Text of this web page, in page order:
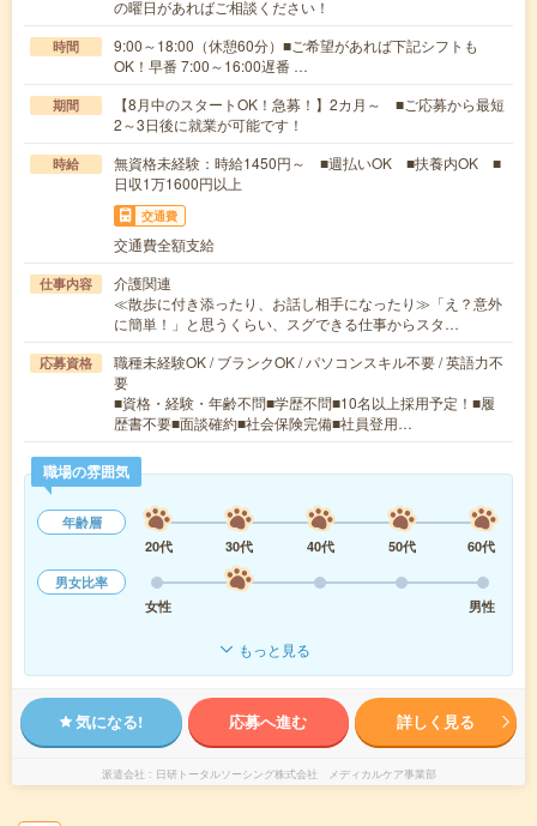
の曜日があればご相談ください！
時間
9:00～18:00（休憩60分）■ご希望があれば下記シフトも
OK！早番 7:00～16:00遅番 …
期間
【8月中のスタートOK！急募！】2カ月～ ■ご応募から最短
2～3日後に就業が可能です！
時給
無資格未経験：時給1450円～ ■週払いOK ■扶養内OK ■
日収1万1600円以上
交通費
交通費全額支給
仕事内容
介護関連
≪散歩に付き添ったり、お話し相手になったり≫「え？意外
に簡単！」と思うくらい、スグできる仕事からスタ…
応募資格
職種未経験OK / ブランクOK / パソコンスキル不要 / 英語力不
要
■資格・経験・年齢不問■学歴不問■10名以上採用予定！■履
歴書不要■面談確約■社会保険完備■社員登用…
職場の雰囲気
年齢層
20代
30代 40代 50代
60代
男女比率
女性
男性
もっと見る
気になる! 応募へ進む 詳しく見る
派遣会社 日研トータルソーシング株式会社 メディカルケア事業部